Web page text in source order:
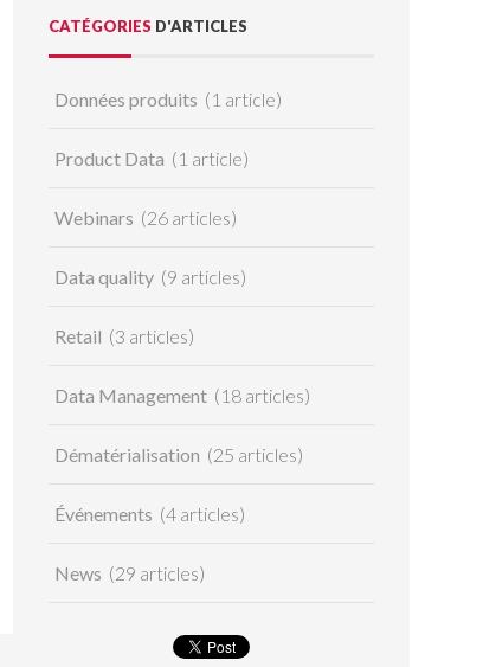
CATÉGORIES D'ARTICLES
Données produits (1 article)
Product Data (1 article)
Webinars (26 articles)
Data quality(9 articles)
Retail (3 articles)
Data Management(18 articles)
Dématérialisation (25 articles)
Événements (4 articles)
News (29 articles)